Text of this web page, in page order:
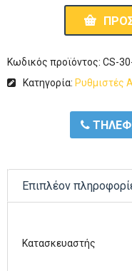
Κωδικός προϊόντος: CS-
Κατηγορία: Ρυθμιστές
Επιπλέον
Κατασκευαστής